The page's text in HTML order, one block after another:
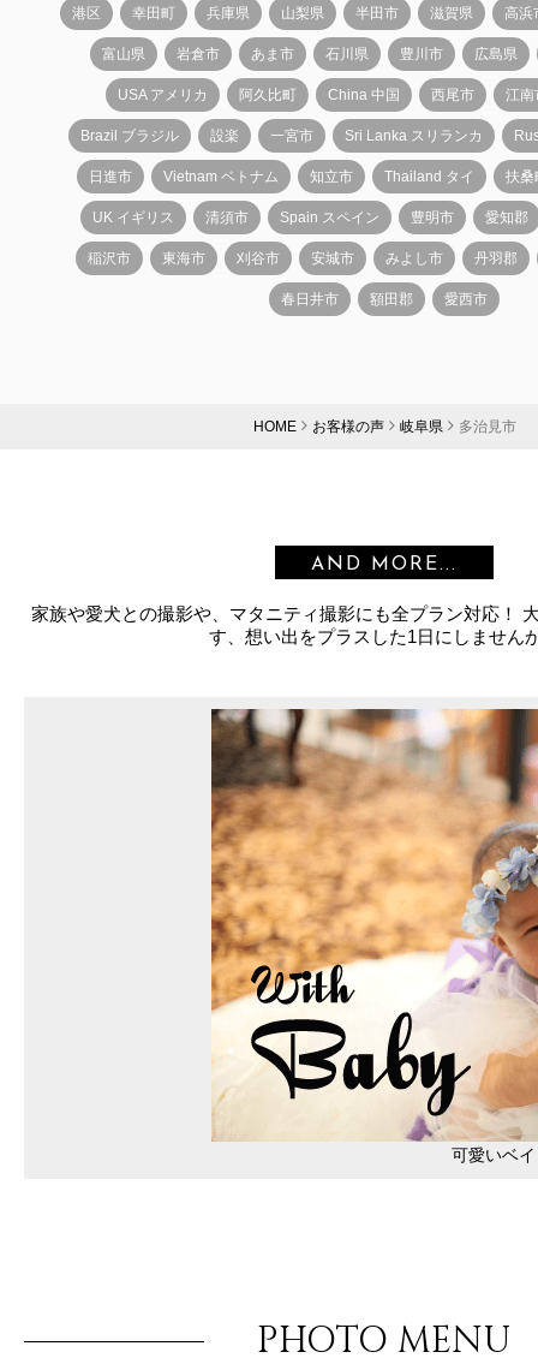
港区 幸田町 兵庫県 山梨県 半田市 滋賀県 高浜
富山県 岩倉市 あま市 石川県 豊川市 広島県
USA アメリカ 阿久比町 China 中国 西尾市 江南
Brazil ブラジル 設楽 一宮市 Sri Lanka スリランカ
日進市 Vietnam ベトナム 知立市 Thailand タイ 扶桑
UK イギリス 清須市 Spain スペイン 豊明市 愛知郡
稲沢市 東海市 刈谷市 安城市 みよし市 丹羽郡
春日井市 額田郡 愛西市
HOME お客様の声 岐阜県 多治見市
AND MORE...
家族や愛犬との撮影や、マタニティ撮影にも全プラン対応！
す、想い出をプラスした1日にしません
可愛いベ
PHOTO MENU